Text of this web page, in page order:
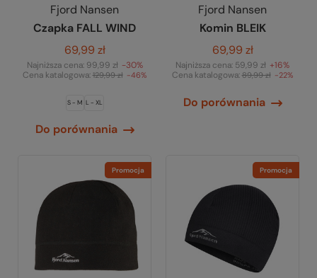
Fjord Nansen
Czapka FALL WIND
69,99 zł
Najniższa cena: 99,99 zł -30%
Cena katalogowa:129,99 zł -46%
S - M L - XL
Do porównania
Fjord Nansen
Komin BLEIK
69,99 zł
Najniższa cena: 59,99 zł +16%
Cena katalogowa:89,99 zł -22%
Do porównania
Promocja Promocja